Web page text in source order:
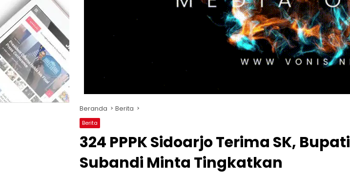
Beranda Berita
Berita
324 PPPK Sidoarjo Terima SK, Bupati
Subandi Minta Tingkatkan